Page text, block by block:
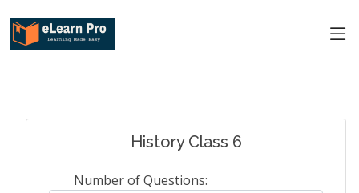
History Class 6
Number of Questions: